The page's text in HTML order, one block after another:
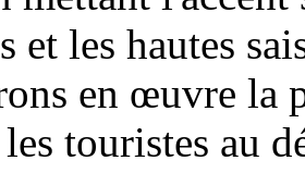
et les hautes
en œuvre la
touristes au